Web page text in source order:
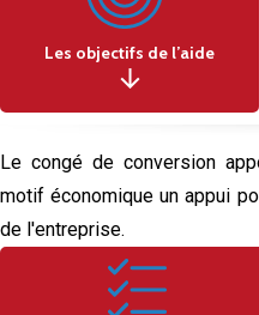
Les objectifs de l’aide
Le congé de conversion
motif économique un appui
de l'entreprise.